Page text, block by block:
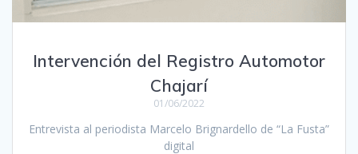
Intervención del Registro Automotor
Chajarí
01/06/2022
Entrevista al periodista Marcelo Brignardello de “La Fusta”
digital